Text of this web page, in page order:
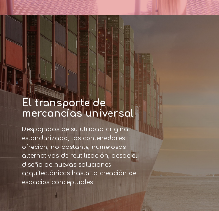
El transporte de
mercancías universal
Despojados de su utilidad original
estandarizada, los contenedores
ofrecían, no obstante, numerosas
alternativas de reutilización, desde el
diseño de nuevas soluciones
arquitectónicas hasta la creación de
espacios conceptuales